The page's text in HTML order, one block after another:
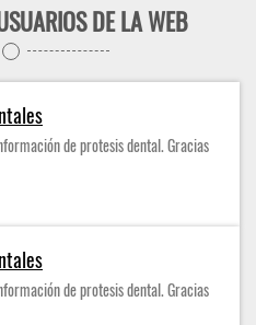
DE LA WEB
de protesis dental. Gracias
de protesis dental. Gracias